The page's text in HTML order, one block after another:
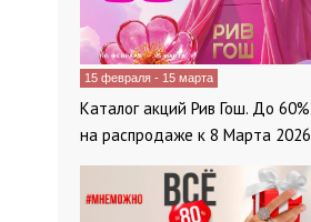
15 февраля - 15 марта
Каталог акций Рив Гош. До 60%
на распродаже к 8 Марта 2026